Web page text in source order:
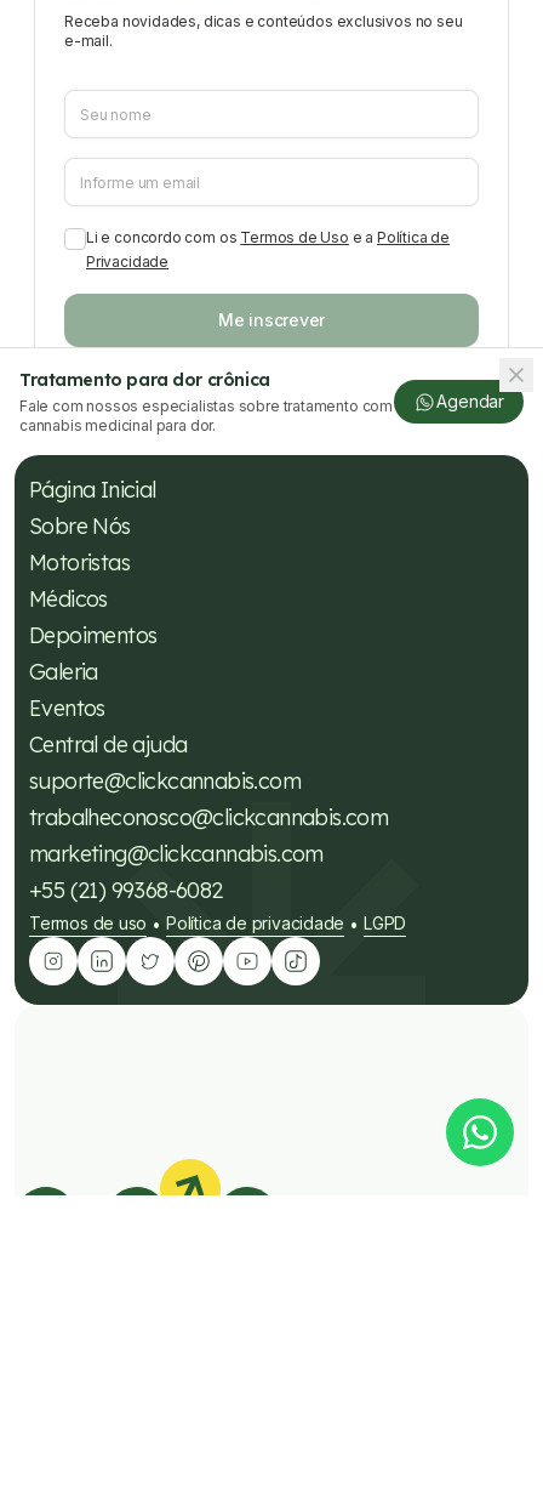
Receba novidades, dicas e conteúdos exclusivos no seu
e-mail.
Li e concordo com os Termos de Uso e a Política de
Privacidade
Me inscrever
Tratamento para dor crônica
Fale com nossos especialistas sobre tratamento com
cannabis medicinal para dor.
Agendar
Página Inicial
Sobre Nós
Motoristas
Médicos
Depoimentos
Galeria
Eventos
Central de ajuda
suporte@clickcannabis.com
trabalheconosco@clickcannabis.com
marketing@clickcannabis.com
+55 (21) 99368-6082
Termos de uso • Política de privacidade • LGPD